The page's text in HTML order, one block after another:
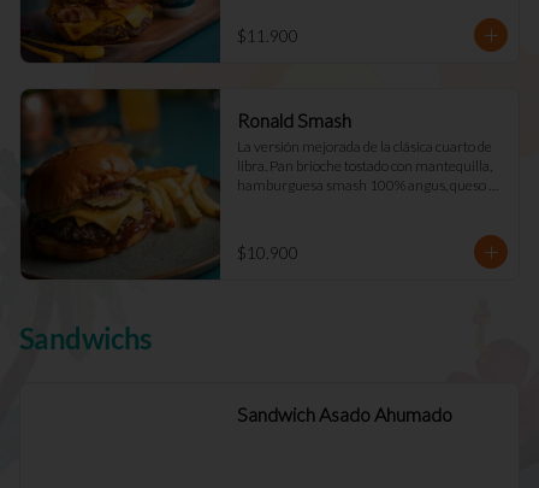
$11.900
Ronald Smash
La versión mejorada de la clásica cuarto de
libra. Pan brioche tostado con mantequilla,
hamburguesa smash 100% angus, queso
$10.900
Sandwichs
Sandwich Asado Ahumado